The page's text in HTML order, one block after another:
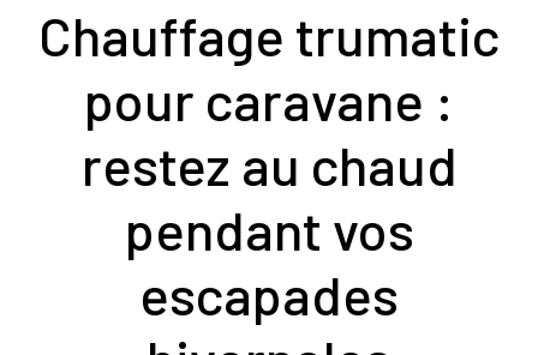
Chauffage trumatic
pour caravane :
restez au chaud
pendant vos
escapades